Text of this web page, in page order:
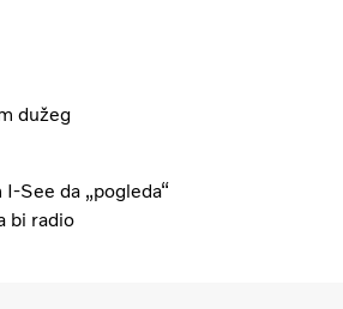
dužeg
See da „pogleda“
bi radio